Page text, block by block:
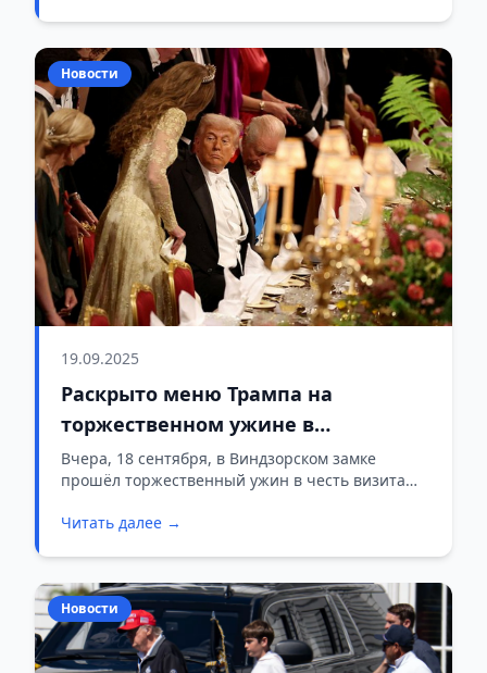
Новости
19.09.2025
Раскрыто меню Трампа на
торжественном ужине в
Великобритании
Вчера, 18 сентября, в Виндзорском замке
прошёл торжественный ужин в честь визита
Чарльз III и члены королевской семьи приняли
почётному гостю.
Читать далее →
Новости